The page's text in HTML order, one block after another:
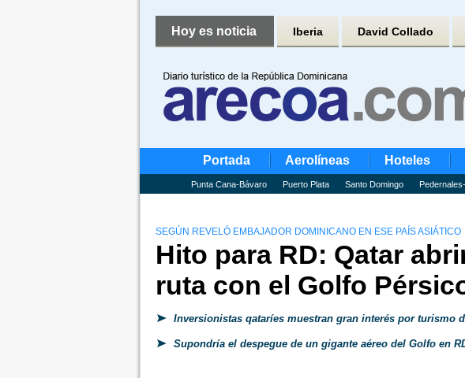
Hoy es noticia Iberia David Collado
Portada Aerolíneas Hoteles
Punta Cana-Bávaro Puerto Plata Santo Domingo
SEGÚN REVELÓ EMBAJADOR DOMINICANO EN ESE PAÍS ASIÁTICO
Hito para RD: Qatar
ruta con el Golfo
Inversionistas qataríes muestran gran interés por turismo
Supondría el despegue de un gigante aéreo del Golfo en